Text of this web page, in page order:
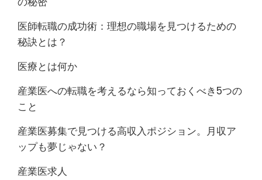
医師転職の成功術：理想の職場を見つけるための
秘訣とは？
医療とは何か
産業医への転職を考えるなら知っておくべき5つの
こと
産業医募集で見つける高収入ポジション。月収ア
ップも夢じゃない？
産業医求人